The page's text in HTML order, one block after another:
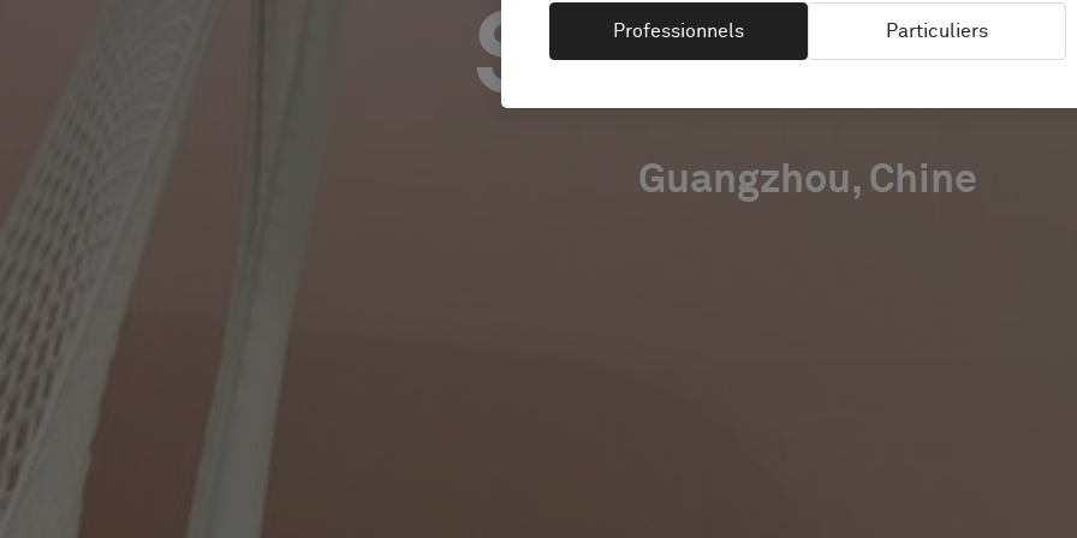
Guangzhou, Chine
Professionnels Particuliers